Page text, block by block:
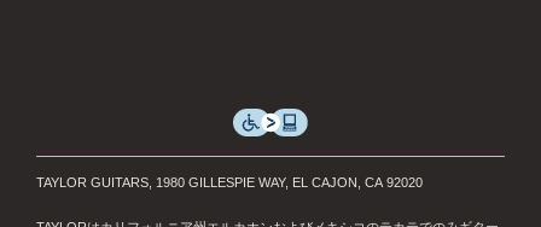
TAYLOR GUITARS, 1980 GILLESPIE WAY, EL CAJON, CA 92020